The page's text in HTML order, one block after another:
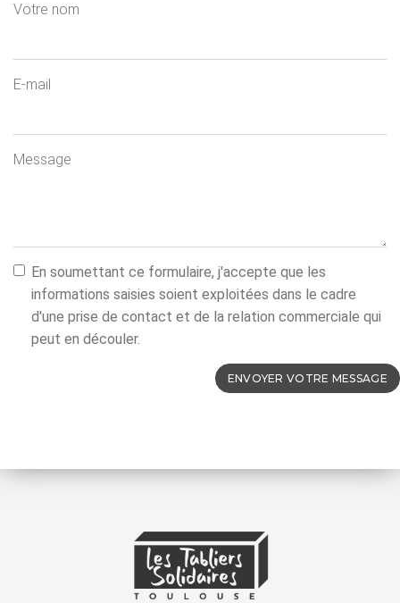
Votre nom
E-mail
Message
En soumettant ce formulaire, j'accepte que les
informations saisies soient exploitées dans le cadre
d'une prise de contact et de la relation commerciale qui
peut en découler.
ENVOYER VOTRE MESSAGE